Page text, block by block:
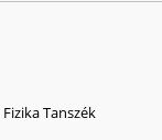
Fizika Tanszék